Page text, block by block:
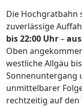
Die Hochgratbahn
zuverlässige
bis 22:00 Uhr–
Oben
westliche Allgäu
Sonnenuntergang
unmittelbarer
rechtzeitig auf